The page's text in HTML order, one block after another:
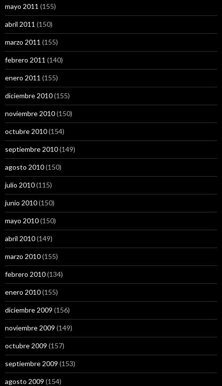
mayo 2011 (155)
abril 2011 (150)
marzo 2011 (155)
febrero 2011 (140)
enero 2011 (155)
diciembre 2010(155)
noviembre 2010(150)
octubre 2010(154)
septiembre 2010(149)
agosto 2010(150)
julio 2010(115)
junio 2010(150)
mayo 2010(150)
abril 2010(149)
marzo 2010(155)
febrero 2010(134)
enero 2010(155)
diciembre 2009 (156)
noviembre 2009 (149)
octubre 2009 (157)
septiembre 2009 (153)
agosto 2009 (154)